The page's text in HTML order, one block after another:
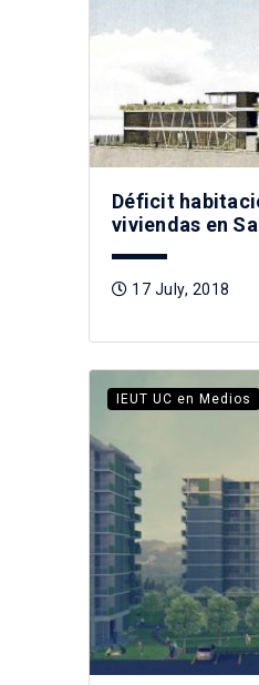
Déficit
viviendas en
17 July, 2018
IEUT UC en Medios